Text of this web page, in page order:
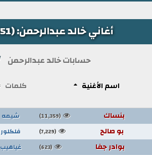
أغاني خالد عبدالرحمن: (351 أغنية)
حسابات خالد عبدالرحمن
اسم الأغنية كلمات
بنساك (11,359) شيمه
بو صالح (7,229) فلكلور
بوادر جفا (623) غياهيب